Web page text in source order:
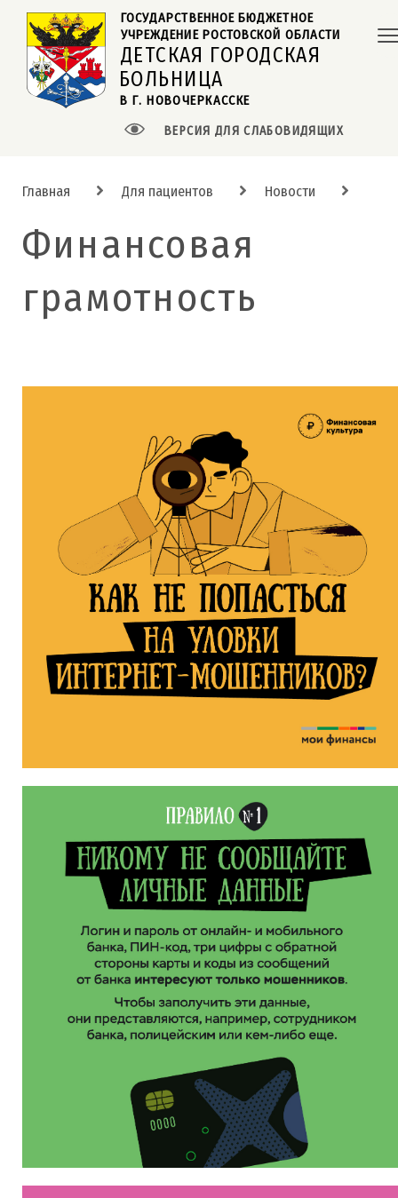
ДЕТСКАЯ ГОРОДСКАЯ
В Г. НОВОЧЕРКАССКЕ
ГОСУДАРСТВЕННОЕ БЮДЖЕТНОЕ
УЧРЕЖДЕНИЕ РОСТОВСКОЙ ОБЛАСТИ
БОЛЬНИЦА
ВЕРСИЯ ДЛЯ СЛАБОВИДЯЩИХ
Главная Для пациентов Новости
Финансовая
грамотность